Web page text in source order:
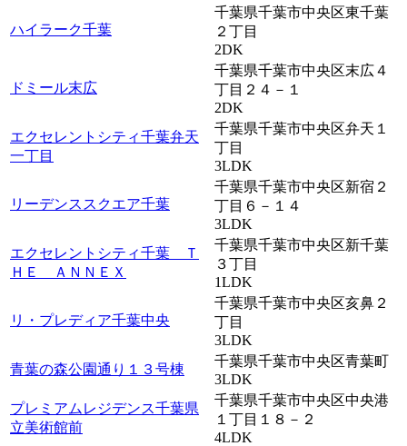
ハイラーク千葉
千葉県千葉市中央区東千葉
２丁目
2DK
ドミール末広
千葉県千葉市中央区末広４
丁目２４－１
2DK
エクセレントシティ千葉弁天
一丁目
千葉県千葉市中央区弁天１
丁目
3LDK
リーデンススクエア千葉
千葉県千葉市中央区新宿２
丁目６－１４
3LDK
エクセレントシティ千葉 Ｔ
ＨＥ ＡＮＮＥＸ
千葉県千葉市中央区新千葉
３丁目
1LDK
リ・プレディア千葉中央
千葉県千葉市中央区亥鼻２
丁目
3LDK
青葉の森公園通り１３号棟
千葉県千葉市中央区青葉町
3LDK
プレミアムレジデンス千葉県
立美術館前
千葉県千葉市中央区中央港
１丁目１８－２
4LDK